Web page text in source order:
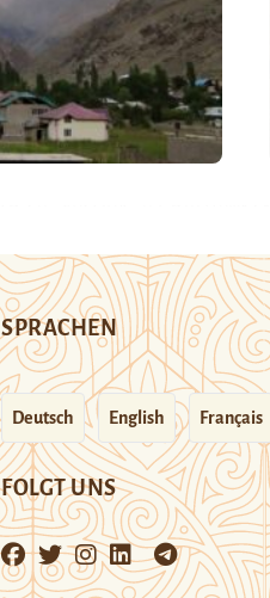
SPRACHEN
Deutsch English Français
FOLGT UNS